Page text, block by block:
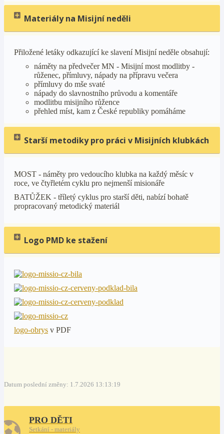
Materiály na Misijní neděli
Přiložené letáky odkazující ke slavení Misijní neděle obsahují:
náměty na předvečer MN - Misijní most modlitby -
růženec, přímluvy, nápady na přípravu večera
přímluvy do mše svaté
nápady do slavnostního průvodu a komentáře
modlitbu misijního růžence
přehled míst, kam z České republiky pomáháme
Starší metodiky pro práci v Misijních klubkách
MOST - náměty pro vedoucího klubka na každý měsíc v
roce, ve čtyřletém cyklu pro nejmenší misionáře
BATŮŽEK - tříletý cyklus pro starší děti, nabízí bohatě
propracovaný metodický materiál
Logo PMD ke stažení
logo-obrys v PDF
Datum poslední změny: 1.7.2026 13:13:19
PRO DĚTI
Setkání - materiály